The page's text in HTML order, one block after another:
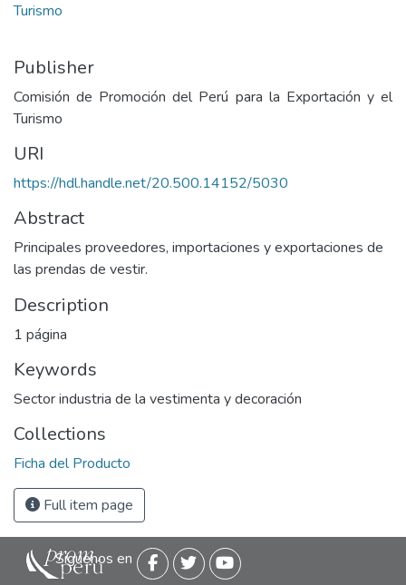
Turismo
Publisher
Comisión de Promoción del Perú para la Exportación y el
Turismo
URI
https://hdl.handle.net/20.500.14152/5030
Abstract
Principales proveedores, importaciones y exportaciones de
las prendas de vestir.
Description
1 página
Keywords
Sector industria de la vestimenta y decoración
Collections
Ficha del Producto
Full item page
Siguenos en